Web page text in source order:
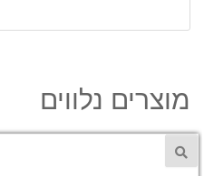
מוצרים נלווים